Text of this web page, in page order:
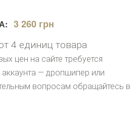
3 260 грн
4 единиц товара
цен на сайте требуется
аккаунта — дропшипер или
вопросам обращайтесь в